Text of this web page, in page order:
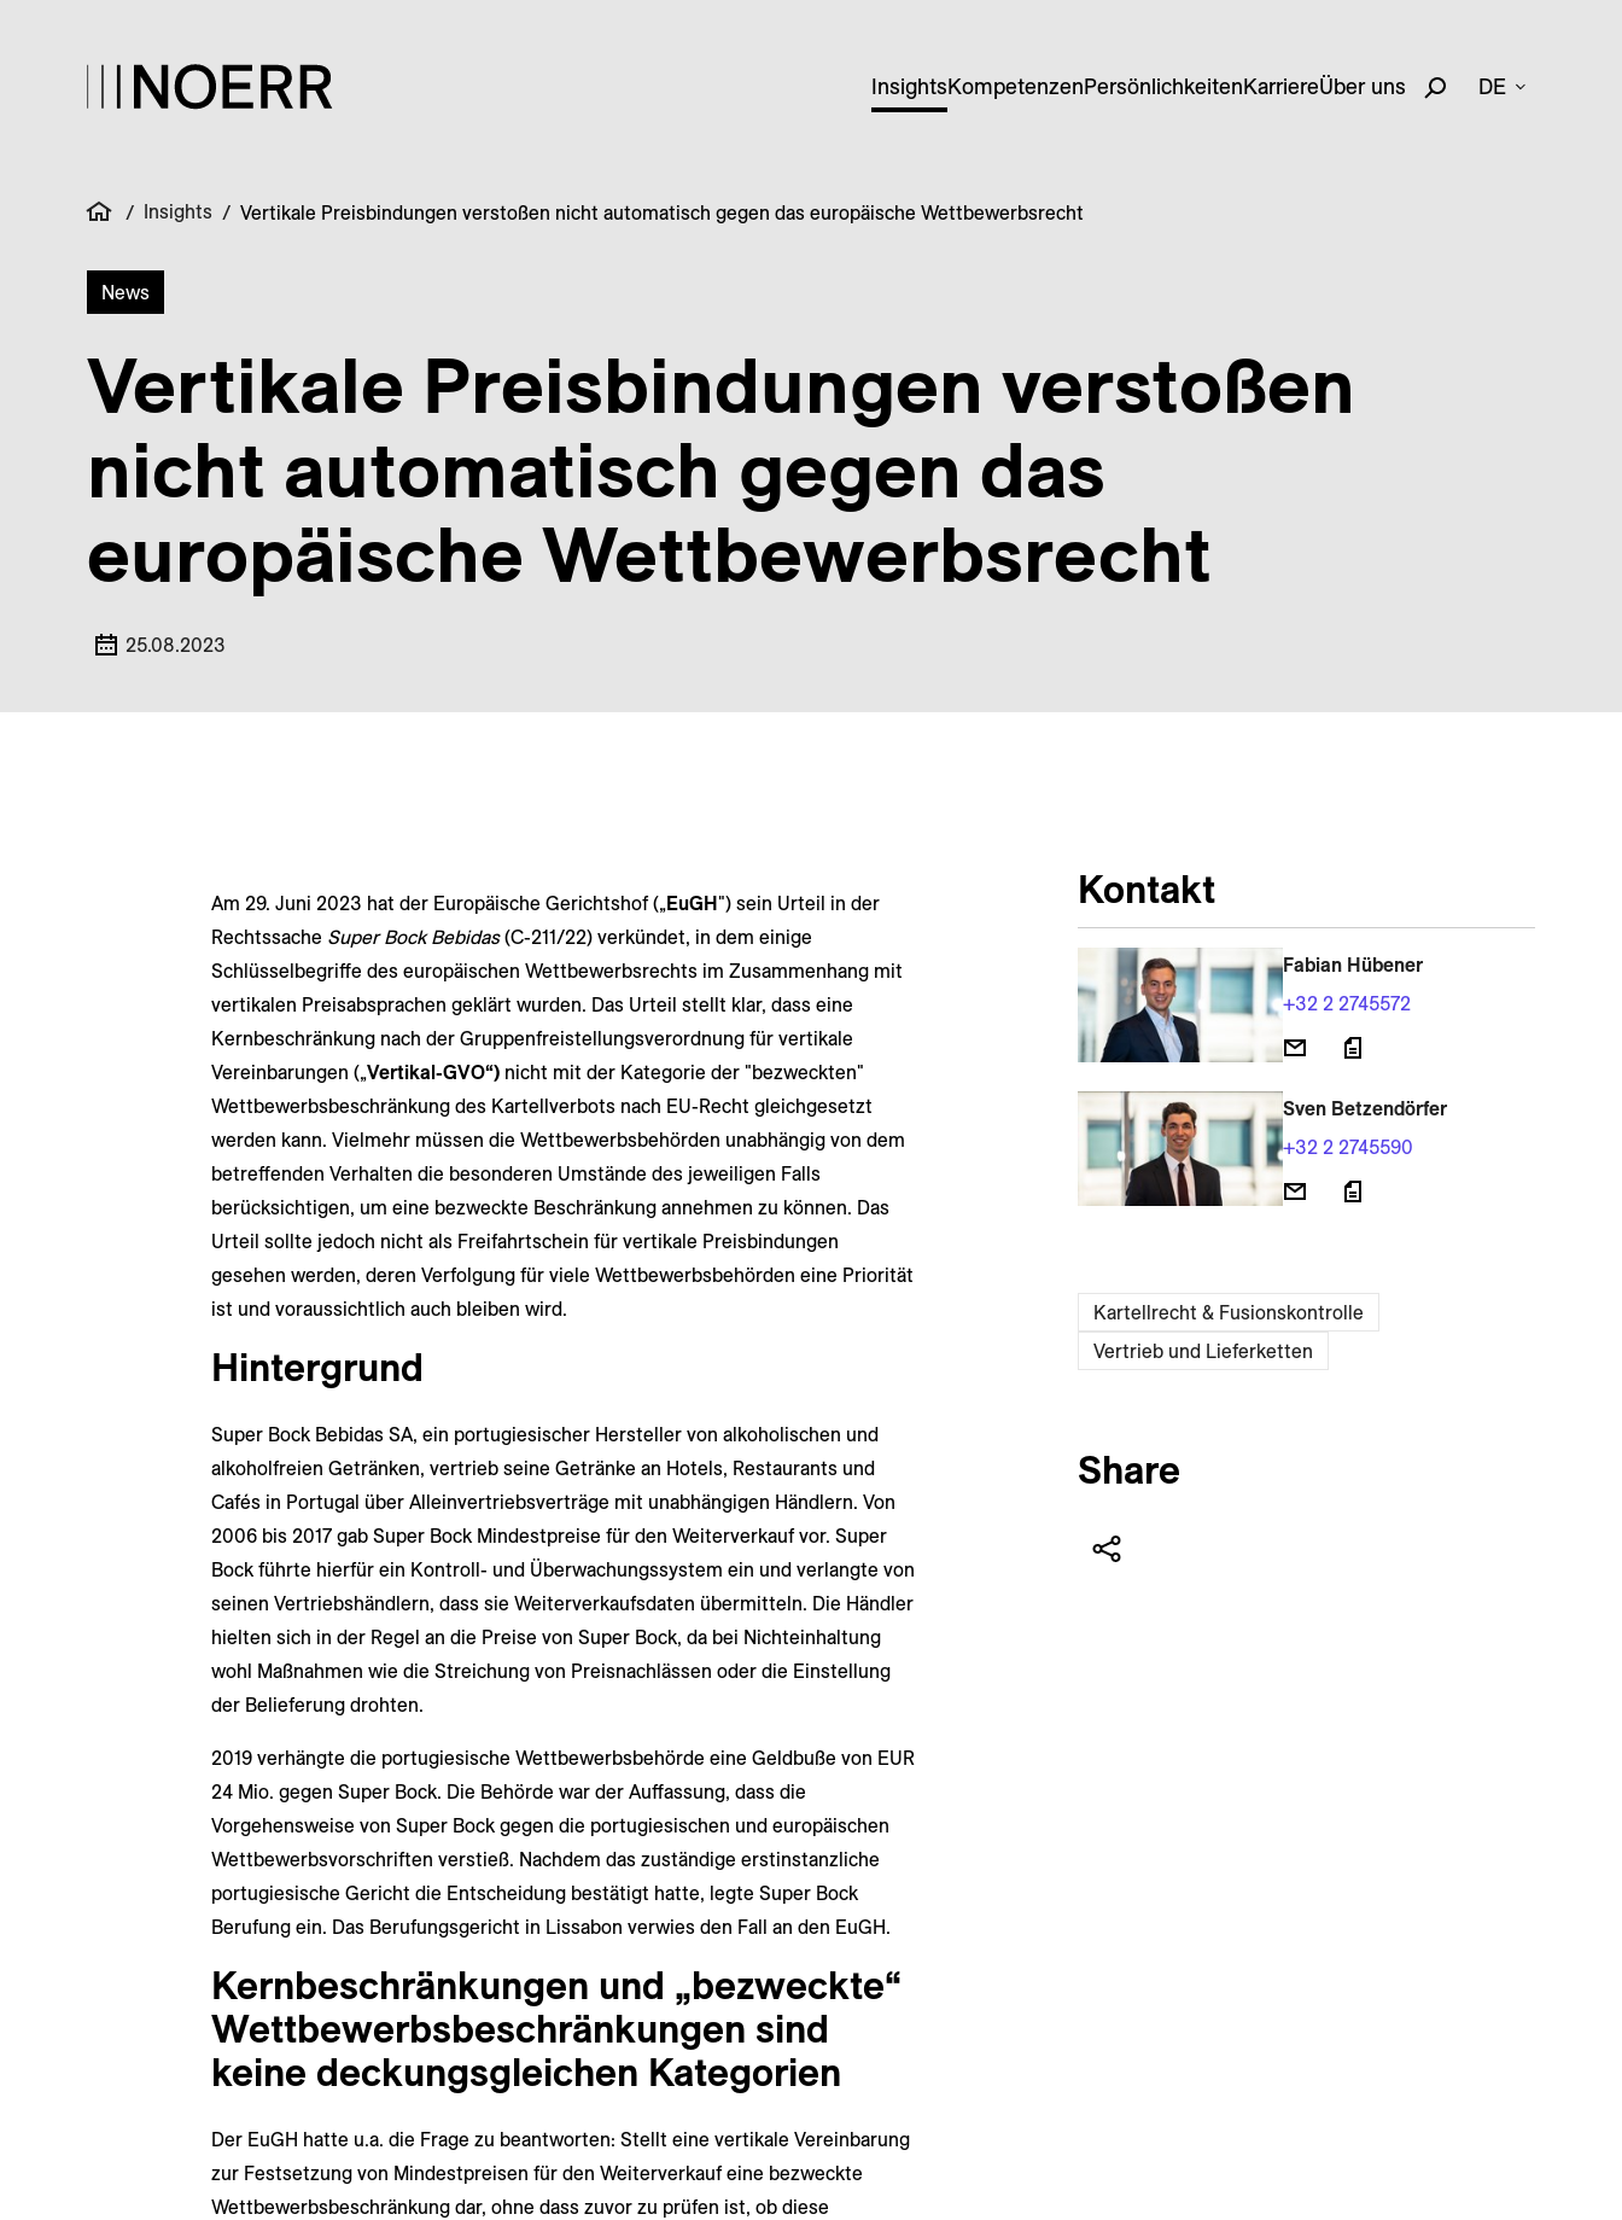
InsightsKompetenzenPersönlichkeitenKarriereÜber uns DE
/ Insights / Vertikale Preisbindungen verstoßen nicht automatisch gegen das europäische Wettbewerbsrecht
News
Vertikale Preisbindungen verstoßen
nicht automatisch gegen das
europäische Wettbewerbsrecht
25.08.2023
Am 29. Juni 2023 hat der Europäische Gerichtshof („EuGH") sein Urteil in der
Rechtssache Super Bock Bebidas(C-211/22) verkündet, in dem einige
Schlüsselbegriffe des europäischen Wettbewerbsrechts im Zusammenhang mit
vertikalen Preisabsprachen geklärt wurden. Das Urteil stellt klar, dass eine
Kernbeschränkung nach der Gruppenfreistellungsverordnung für vertikale
Vereinbarungen („Vertikal-GVO“) nicht mit der Kategorie der "bezweckten"
Wettbewerbsbeschränkung des Kartellverbots nach EU-Recht gleichgesetzt
werden kann. Vielmehr müssen die Wettbewerbsbehörden unabhängig von dem
betreffenden Verhalten die besonderen Umstände des jeweiligen Falls
berücksichtigen, um eine bezweckte Beschränkung annehmen zu können. Das
Urteil sollte jedoch nicht als Freifahrtschein für vertikale Preisbindungen
gesehen werden, deren Verfolgung für viele Wettbewerbsbehörden eine Priorität
ist und voraussichtlich auch bleiben wird.
Hintergrund
Super Bock Bebidas SA, ein portugiesischer Hersteller von alkoholischen und
alkoholfreien Getränken, vertrieb seine Getränke an Hotels, Restaurants und
Cafés in Portugal über Alleinvertriebsverträge mit unabhängigen Händlern. Von
2006 bis 2017 gab Super Bock Mindestpreise für den Weiterverkauf vor. Super
Bock führte hierfür ein Kontroll- und Überwachungssystem ein und verlangte von
seinen Vertriebshändlern, dass sie Weiterverkaufsdaten übermitteln. Die Händler
hielten sich in der Regel an die Preise von Super Bock, da bei Nichteinhaltung
wohl Maßnahmen wie die Streichung von Preisnachlässen oder die Einstellung
der Belieferung drohten.
2019 verhängte die portugiesische Wettbewerbsbehörde eine Geldbuße von EUR
24 Mio. gegen Super Bock. Die Behörde war der Auffassung, dass die
Vorgehensweise von Super Bock gegen die portugiesischen und europäischen
Wettbewerbsvorschriften verstieß. Nachdem das zuständige erstinstanzliche
portugiesische Gericht die Entscheidung bestätigt hatte, legte Super Bock
Berufung ein. Das Berufungsgericht in Lissabon verwies den Fall an den EuGH.
Kernbeschränkungen und „bezweckte“
Wettbewerbsbeschränkungen sind
keine deckungsgleichen Kategorien
Der EuGH hatte u.a. die Frage zu beantworten: Stellt eine vertikale Vereinbarung
zur Festsetzung von Mindestpreisen für den Weiterverkauf eine bezweckte
Wettbewerbsbeschränkung dar, ohne dass zuvor zu prüfen ist, ob diese
Kontakt
Fabian Hübener
+32 2 2745572
Sven Betzendörfer
+32 2 2745590
Kartellrecht & Fusionskontrolle
Vertrieb und Lieferketten
Share